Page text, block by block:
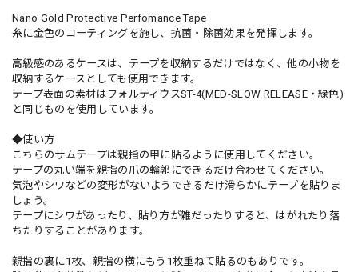
Nano Gold Protective Perfomance Tape
糸に金色のコーティングを施し、抗菌・除菌効果を発揮します。
高級感のあるケースは、テープを収納するだけではなく、他の小物を
収納するケースとしても使用できます。
テープ表面の素材はフォルティウスST-4(MED-SLOW RELEASE・緑色)
と同じものを使用しています。
◆使い方
こちらのサムテープは親指の甲に貼るように使用してください。
テープの丸い端を親指の爪の輪郭にできるだけ合わせてください。
気泡やシワなどの変形がないようできるだけ滑らかにテープを貼りま
しょう。
テープにシワがあったり、貼り方が雑だったりすると、はがれたり落
ちたりすることがあります。
親指の裏に1枚、親指の横にもう1枚重ねて貼るのもありです。